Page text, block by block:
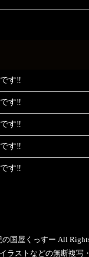
す‼️
す‼️
す‼️
す‼️
す‼️
国屋くっすー All
ラストなどの無断複写